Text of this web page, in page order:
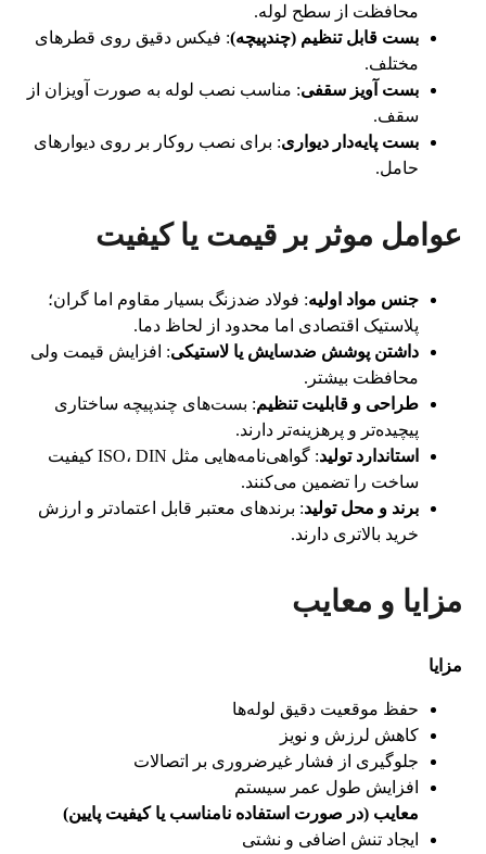
محافظت از سطح لوله.
بست قابل تنظیم (چندپیچه): فیکس دقیق روی قطرهای
مختلف.
بست آویز سقفی: مناسب نصب لوله به صورت آویزان از
سقف.
بست پایه‌دار دیواری: برای نصب روکار بر روی دیوارهای
حامل.
عوامل موثر بر قیمت یا کیفیت
جنس مواد اولیه: فولاد ضدزنگ بسیار مقاوم اما گران؛
پلاستیک اقتصادی اما محدود از لحاظ دما.
داشتن پوشش ضدسایش یا لاستیکی: افزایش قیمت ولی
محافظت بیشتر.
طراحی و قابلیت تنظیم: بست‌های چندپیچه ساختاری
پیچیده‌تر و پرهزینه‌تر دارند.
استاندارد تولید
: گواهی‌نامه‌هایی مثل ISO، DIN کیفیت
ساخت را تضمین می‌کنند.
برند و محل تولید: برندهای معتبر قابل اعتمادتر و ارزش
خرید بالاتری دارند.
مزایا و معایب
مزایا
حفظ موقعیت دقیق لوله‌ها
کاهش لرزش و نویز
جلوگیری از فشار غیرضروری بر اتصالات
افزایش طول عمر سیستم
معایب (در صورت استفاده نامناسب یا کیفیت پایین)
ایجاد تنش اضافی و نشتی